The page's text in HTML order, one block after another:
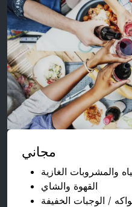
مجاني
والمشروبات الغازية
القهوة والشاي
/ الوجبات الخفيفة